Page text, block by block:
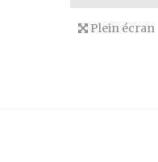
Plein écran